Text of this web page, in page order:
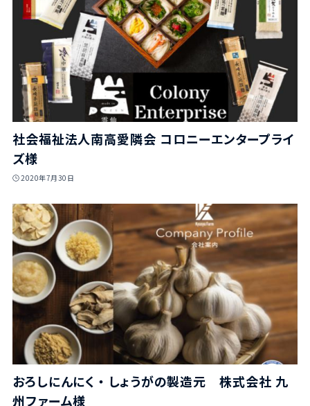
社会福祉法人南高愛隣会 コロニーエンタープライ
ズ様
2020年7月30日
おろしにんにく ・ しょうがの製造元 株式会社 九
州ファーム様